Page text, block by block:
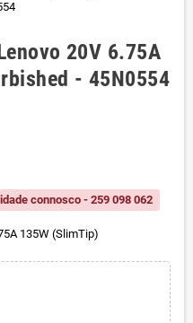
20V 6.75A
- 45N0554
connosco - 259 098 062
135W (SlimTip)